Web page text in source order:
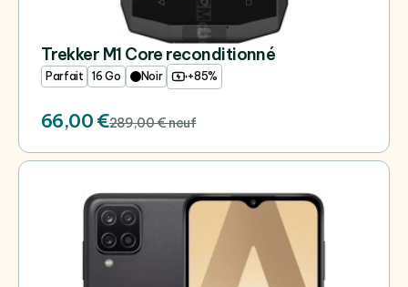
Trekker M1 Core reconditionné
16 Go
Parfait Noir +85%
66,00 €289,00 € neuf